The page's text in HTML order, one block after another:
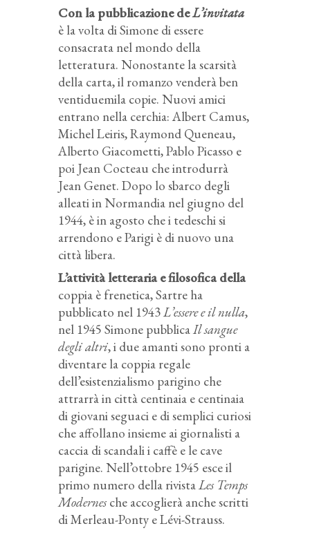
Con la pubblicazione deL’invitata
è la volta di Simone di essere
consacrata nel mondo della
letteratura. Nonostante la scarsità
della carta, il romanzo venderà ben
ventiduemila copie. Nuovi amici
entrano nella cerchia: Albert Camus,
Michel Leiris, Raymond Queneau,
Alberto Giacometti, Pablo Picasso e
poi Jean Cocteau che introdurrà
Jean Genet. Dopo lo sbarco degli
alleati in Normandia nel giugno del
1944, è in agosto che i tedeschi si
arrendono e Parigi è di nuovo una
città libera.
L’attività letteraria e filosofica della
coppia è frenetica, Sartre ha
pubblicato nel 1943L’essere e il nulla,
nel 1945 Simone pubblicaIl sangue
degli altri, i due amanti sono pronti a
diventare la coppia regale
dell’esistenzialismo parigino che
attrarrà in città centinaia e centinaia
di giovani seguaci e di semplici curiosi
che affollano insieme ai giornalisti a
caccia di scandali i caffè e le cave
parigine. Nell’ottobre 1945 esce il
primo numero della rivistaLes Temps
Modernesche accoglierà anche scritti
di Merleau-Ponty e Lévi-Strauss.